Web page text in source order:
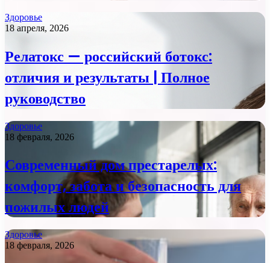
Здоровье
18 апреля, 2026
Релатокс — российский ботокс:
отличия и результаты | Полное
руководство
Здоровье
18 февраля, 2026
Современный дом престарелых:
комфорт, забота и безопасность для
пожилых людей
Здоровье
18 февраля, 2026